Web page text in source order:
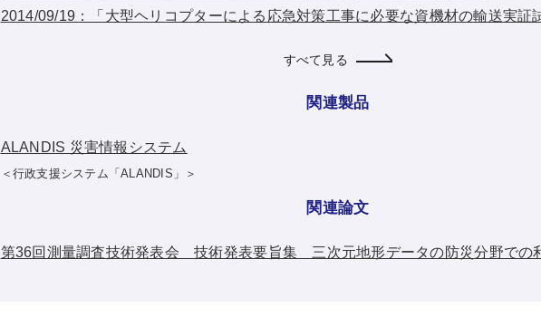
2014/09/19：「大型ヘリコプターによる応急対策工事に必要な資機材の輸送実証
すべて見る
関連製品
ALANDIS 災害情報システム
＜行政支援システム「ALANDIS」＞
関連論文
第36回測量調査技術発表会 技術発表要旨集 三次元地形データの防災分野での